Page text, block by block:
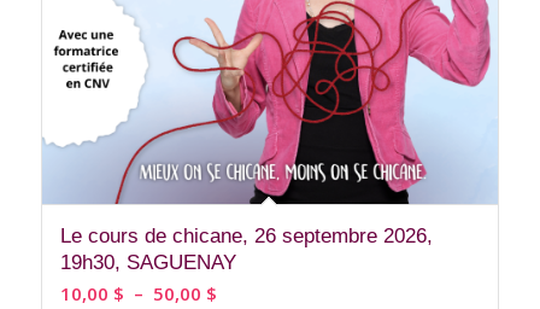
Le cours de chicane, 26 septembre 2026,
19h30, SAGUENAY
10,00 $ – 50,00 $Plage